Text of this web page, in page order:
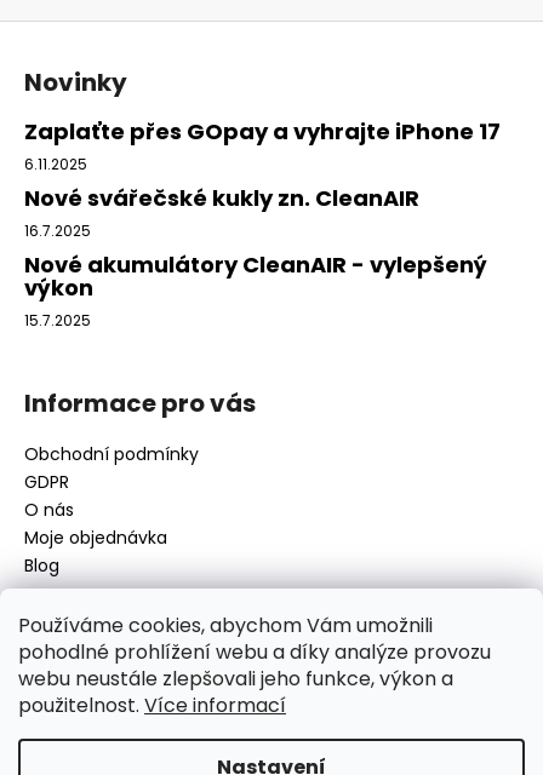
Používáme cookies, abychom Vám umožnili
pohodlné prohlížení webu a díky analýze provozu
webu neustále zlepšovali jeho funkce, výkon a
použitelnost. Více informací
Nastavení
Z
Novinky
Zaplaťte přes GOpay a vyhrajte iPhone 17
6.11.2025
Nové svářečské kukly zn. CleanAIR
16.7.2025
Nové akumulátory CleanAIR - vylepšený
výkon
15.7.2025
Informace pro vás
Obchodní podmínky
GDPR
O nás
Moje objednávka
Blog
Kontakt
disamsafety@disamsafety.cz
596 624 947